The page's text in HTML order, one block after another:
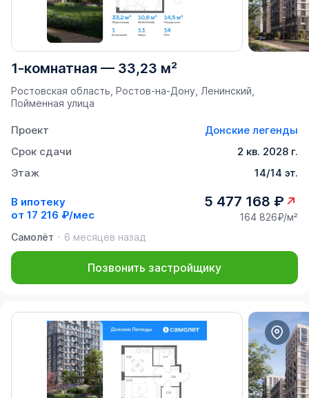
1-комнатная — 33,23 м²
Ростовская область, Ростов-на-Дону, Ленинский,
Пойменная улица
Проект
Донские легенды
Срок сдачи
2 кв. 2028 г.
Этаж
14/14 эт.
В ипотеку
от 17 216 ₽/мес
5 477 168 ₽
164 826₽/м²
Самолёт
6 месяцев назад
Позвонить застройщику